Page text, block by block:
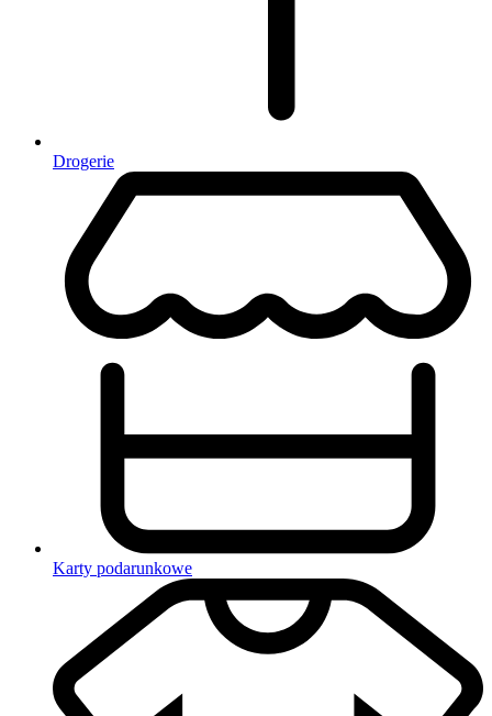
Drogerie
Karty podarunkowe